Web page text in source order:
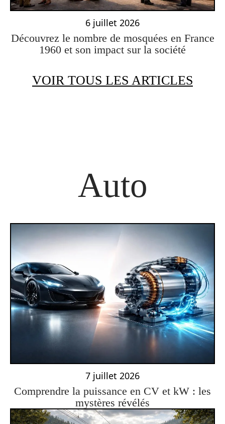
6 juillet 2026
Découvrez le nombre de mosquées en France
1960 et son impact sur la société
VOIR TOUS LES ARTICLES
Auto
7 juillet 2026
Comprendre la puissance en CV et kW : les
mystères révélés